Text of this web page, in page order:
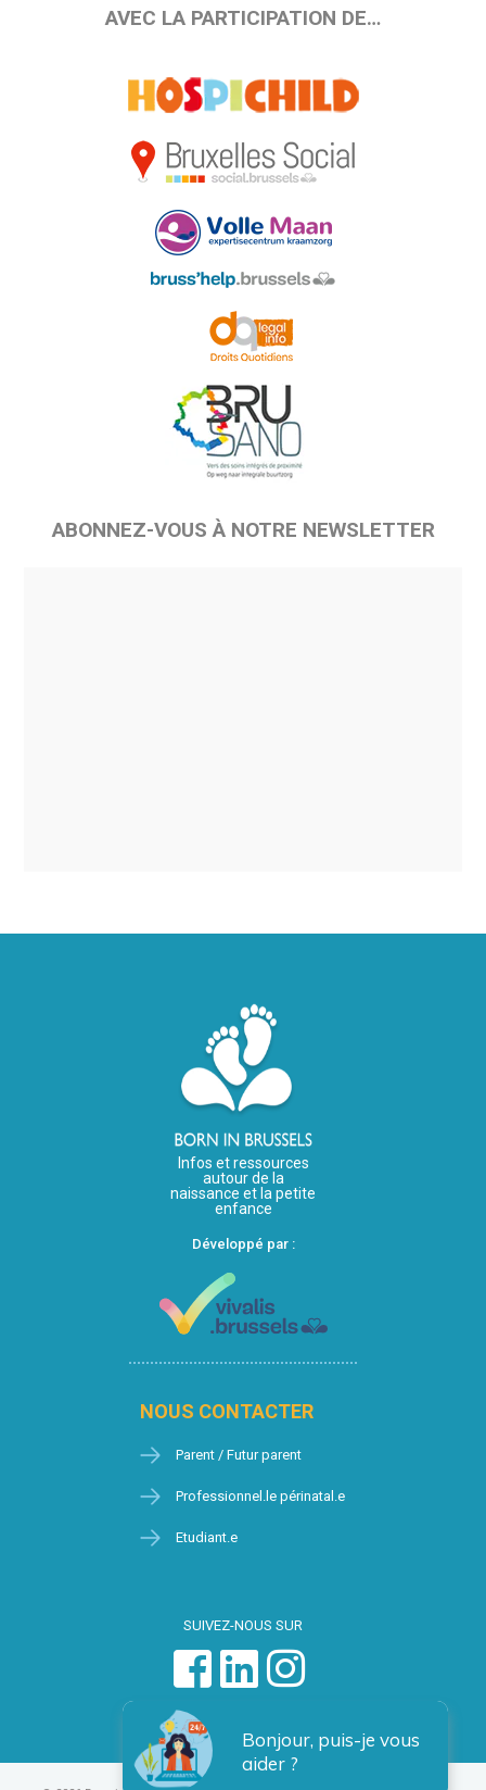
AVEC LA PARTICIPATION DE…
ABONNEZ-VOUS À NOTRE NEWSLETTER
Infos et ressources
autour de la
naissance et la petite
enfance
Développé par :
NOUS CONTACTER
Parent / Futur parent
Professionnel.le périnatal.e
Etudiant.e
SUIVEZ-NOUS SUR
Bonjour, puis-je vous
aider ?